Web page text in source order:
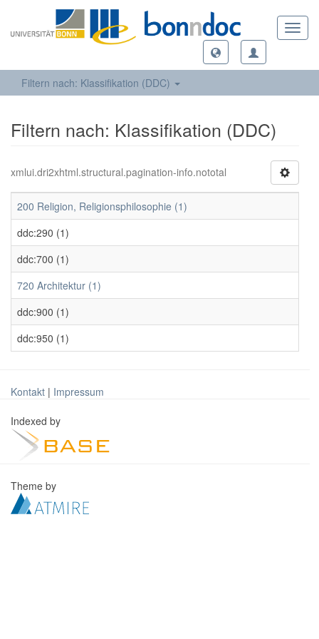
Filtern nach: Klassifikation (DDC)
Filtern nach: Klassifikation (DDC)
xmlui.dri2xhtml.structural.pagination-info.nototal
200 Religion, Religionsphilosophie (1)
ddc:290 (1)
ddc:700 (1)
720 Architektur (1)
ddc:900 (1)
ddc:950 (1)
Kontakt | Impressum
Indexed by
Theme by